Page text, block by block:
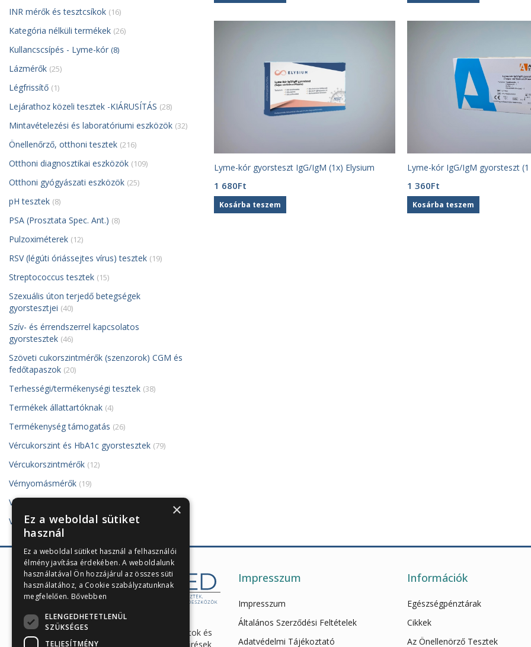
Lyme-kór gyorsteszt IgG/IgM (1x) Elysium
1 680Ft
Kosárba teszem
Lyme-kór IgG/IgM gyorsteszt
1 360Ft
Kosárba teszem
INR mérők és tesztcsíkok (16)
Kategória nélküli termékek (26)
Kullancscsípés - Lyme-kór (8)
Lázmérők (25)
Légfrissítő (1)
Lejárathoz közeli tesztek -KIÁRUSÍTÁS (28)
Mintavételezési és laboratóriumi eszközök (32)
Önellenőrző, otthoni tesztek (216)
Otthoni diagnosztikai eszközök (109)
Otthoni gyógyászati eszközök (25)
pH tesztek (8)
PSA (Prosztata Spec. Ant.) (8)
Pulzoximéterek (12)
RSV (légúti óriássejtes vírus) tesztek (19)
Streptococcus tesztek (15)
Szexuális úton terjedő betegségek
gyorstesztjei (40)
Szív- és érrendszerrel kapcsolatos
gyorstesztek (46)
Szöveti cukorszintmérők (szenzorok) CGM és
fedőtapaszok (20)
Terhességi/termékenységi tesztek (38)
Termékek állattartóknak (4)
Termékenység támogatás (26)
Vércukorszint és HbA1c gyorstesztek (79)
Vércukorszintmérők (12)
Vérnyomásmérők (19)
VivaDiag PoCT készülék és tesztjei
Vizelettesztek (121)
Enzimes béldaganatszűrés,
hasnyálmirigy funkciós vizsgálatok és
egészségügyi gyorstesztek, szűrések
Impresszum
Impresszum
Általános Szerződési Feltételek
Adatvédelmi Tájékoztató
Információk
Egészségpénztárak
Cikkek
Az Önellenörző Tesztek
×
Ez a weboldal sütiket
használ
Ez a weboldal sütiket használ a felhasználói
élmény javítása érdekében. A weboldalunk
használatával Ön hozzájárul az összes süti
használatához, a Cookie szabályzatunknak
megfelelően. Bővebben
ELENGEDHETETLENÜL
SZÜKSÉGES
TELJESÍTMÉNY